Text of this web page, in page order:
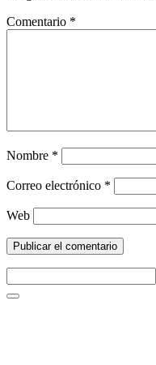
Comentario *
Nombre *
Correo electrónico *
Web